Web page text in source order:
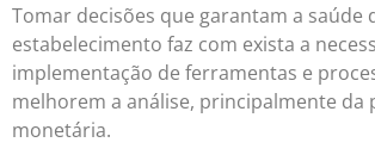
Tomar decisões que garantam a saúde
estabelecimento faz com exista a
implementação de ferramentas e
melhorem a análise, principalmente da
monetária.